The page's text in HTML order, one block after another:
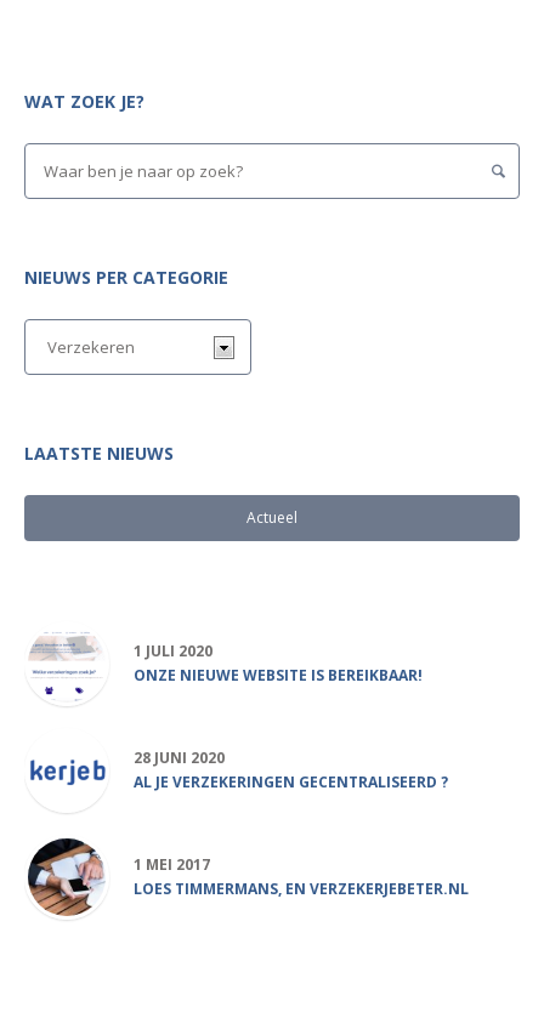
WAT ZOEK JE?
NIEUWS PER CATEGORIE
LAATSTE NIEUWS
Actueel
1 JULI 2020
ONZE NIEUWE WEBSITE IS BEREIKBAAR!
28 JUNI 2020
AL JE VERZEKERINGEN GECENTRALISEERD ?
1 MEI 2017
LOES TIMMERMANS, EN VERZEKERJEBETER.NL